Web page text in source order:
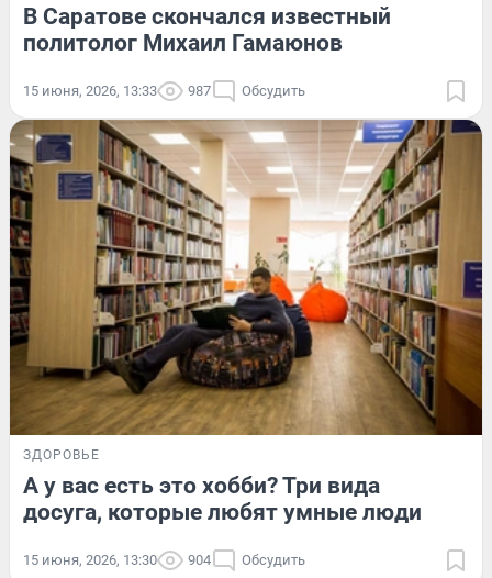
В Саратове скончался известный
политолог Михаил Гамаюнов
15 июня, 2026, 13:33 987 Обсудить
ЗДОРОВЬЕ
А у вас есть это хобби? Три вида
досуга, которые любят умные люди
15 июня, 2026, 13:30 904 Обсудить